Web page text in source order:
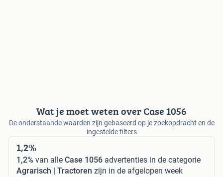
Wat je moet weten over Case 1056
De onderstaande waarden zijn gebaseerd op je zoekopdracht en de
ingestelde filters
1,2%
1,2% van alle Case 1056 advertenties in de categorie
Agrarisch | Tractoren zijn in de afgelopen week